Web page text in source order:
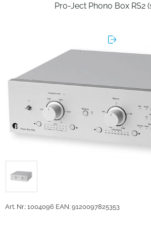
Pro-Ject Phono Box RS2
Art. Nr.: 1004096 EAN: 9120097825353